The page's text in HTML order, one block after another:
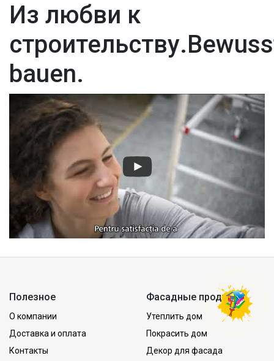
Из любви к
bauen.
Полезное
О компании
Доставка и оплата
Контакты
Фасадные продукты
Утеплить дом
Покрасить дом
Декор для фасада